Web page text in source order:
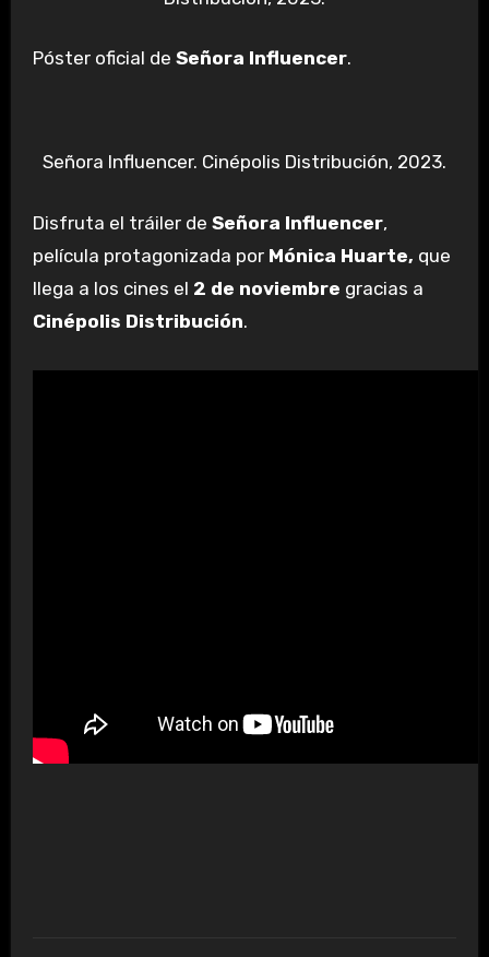
Póster oficial de Señora Influencer.
Señora Influencer. Cinépolis Distribución, 2023.
Disfruta el tráiler de Señora Influencer,
película protagonizada por Mónica Huarte, que
llega a los cines el 2 de noviembre gracias a
Cinépolis Distribución.